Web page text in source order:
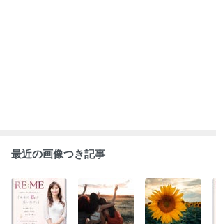
最近の画像つき記事